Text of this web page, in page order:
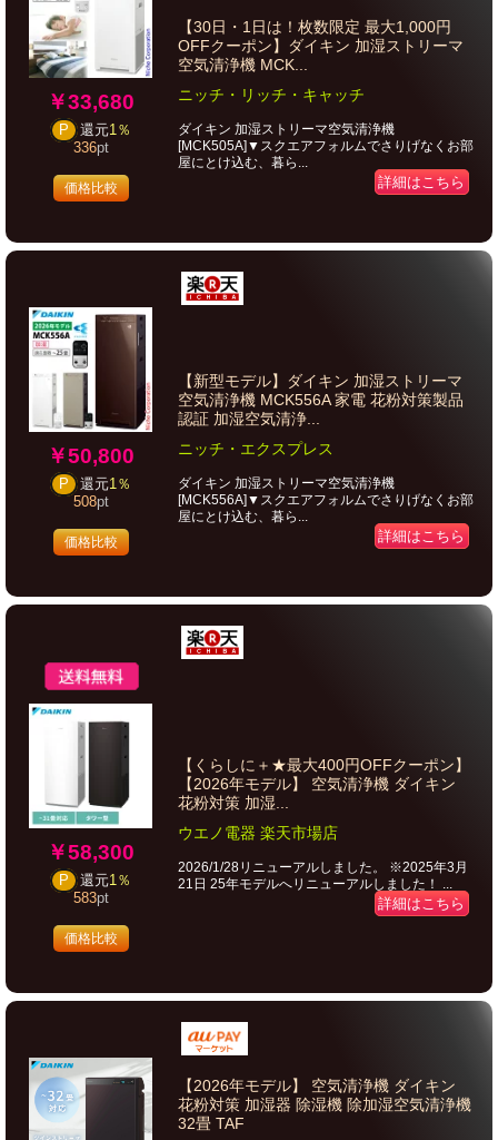
￥33,680
P 還元1％
336pt
価格比較
【30日・1日は！枚数限定 最大1,000円
OFFクーポン】ダイキン 加湿ストリーマ
空気清浄機 MCK...
ニッチ・リッチ・キャッチ
ダイキン 加湿ストリーマ空気清浄機
[MCK505A]▼スクエアフォルムでさりげなくお部
屋にとけ込む、暮ら...
詳細はこちら
￥50,800
P 還元1％
508pt
価格比較
【新型モデル】ダイキン 加湿ストリーマ
空気清浄機 MCK556A 家電 花粉対策製品
認証 加湿空気清浄...
ニッチ・エクスプレス
ダイキン 加湿ストリーマ空気清浄機
[MCK556A]▼スクエアフォルムでさりげなくお部
屋にとけ込む、暮ら...
詳細はこちら
￥58,300
P 還元1％
583pt
価格比較
【くらしに＋★最大400円OFFクーポン】
【2026年モデル】 空気清浄機 ダイキン
花粉対策 加湿...
ウエノ電器 楽天市場店
2026/1/28リニューアルしました。 ※2025年3月
21日 25年モデルへリニューアルしました！ ...
詳細はこちら
【2026年モデル】 空気清浄機 ダイキン
花粉対策 加湿器 除湿機 除加湿空気清浄機
32畳 TAF